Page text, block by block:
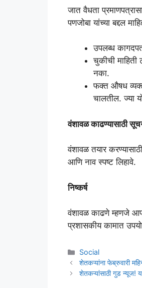
जात वैधता
पणजोबा यांच्या बद्दल
उपलब्ध
चुकीची
नका.
फक्त औषध
चालतील. ज्या
वंशावळ काढण्यासाठी
वंशावळ तयार
आणि नाव स्पष्ट लिहावे.
निष्कर्ष
वंशावळ काढणे म्हणजे
प्रशासकीय कामात
Categories
Social
शेतकऱ्यांना फेब्रुवारी
शेतकऱ्यांसाठी गुड न्यूज!